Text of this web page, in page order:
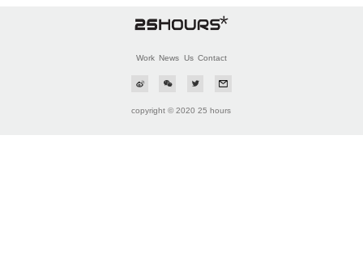
Work News Us Contact
  
copyright © 2020 25 hours